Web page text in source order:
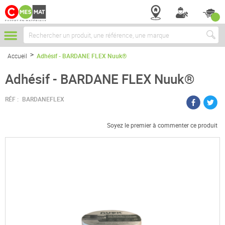
Chercher
Accueil Adhésif - BARDANE FLEX Nuuk®
Adhésif - BARDANE FLEX Nuuk®
RÉF : BARDANEFLEX
Soyez le premier à commenter ce produit
Passer